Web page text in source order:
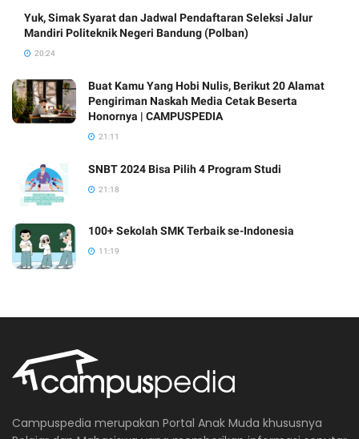
Yuk, Simak Syarat dan Jadwal Pendaftaran Seleksi Jalur
Mandiri Politeknik Negeri Bandung (Polban)
20:24
Buat Kamu Yang Hobi Nulis, Berikut 20 Alamat
Pengiriman Naskah Media Cetak Beserta
Honornya | CAMPUSPEDIA
21:11
SNBT 2024 Bisa Pilih 4 Program Studi
21:18
100+ Sekolah SMK Terbaik se-Indonesia
11:19
Campuspedia merupakan Portal Anak Muda khususnya